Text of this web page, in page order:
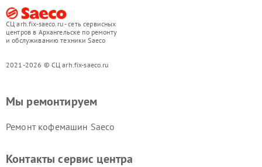
СЦ arh.fix-saeco.ru - сеть сервисных
центров в Архангельске по ремонту
и обслуживанию техники Saeco
2021-2026 © СЦ arh.fix-saeco.ru
Мы ремонтируем
Ремонт кофемашин Saeco
Контакты сервис центра